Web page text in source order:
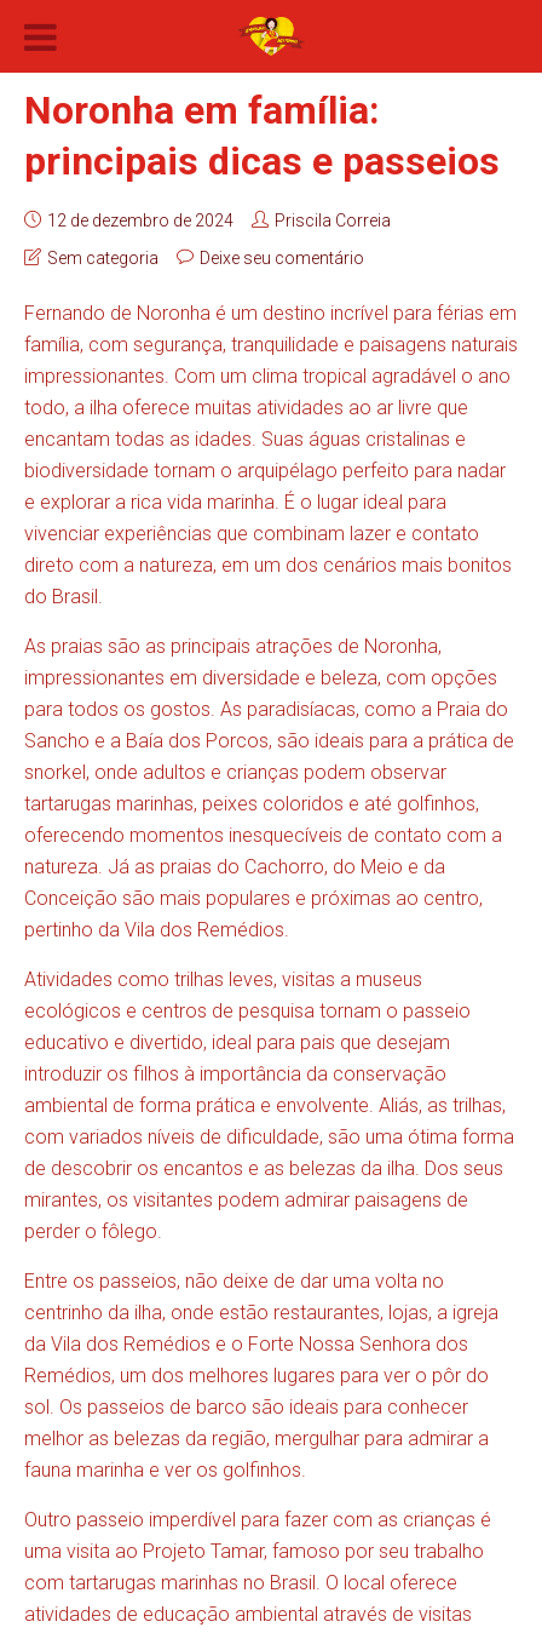
Noronha em família:
principais dicas e passeios
12 de dezembro de 2024
Priscila Correia
Sem categoria
Deixe seu comentário
Fernando de Noronha é um destino incrível para férias em
família, com segurança, tranquilidade e paisagens naturais
impressionantes. Com um clima tropical agradável o ano
todo, a ilha oferece muitas atividades ao ar livre que
encantam todas as idades. Suas águas cristalinas e
biodiversidade tornam o arquipélago perfeito para nadar
e explorar a rica vida marinha. É o lugar ideal para
vivenciar experiências que combinam lazer e contato
direto com a natureza, em um dos cenários mais bonitos
do Brasil.
As praias são as principais atrações de Noronha,
impressionantes em diversidade e beleza, com opções
para todos os gostos. As paradisíacas, como a Praia do
Sancho e a Baía dos Porcos, são ideais para a prática de
snorkel, onde adultos e crianças podem observar
tartarugas marinhas, peixes coloridos e até golfinhos,
oferecendo momentos inesquecíveis de contato com a
natureza. Já as praias do Cachorro, do Meio e da
Conceição são mais populares e próximas ao centro,
pertinho da Vila dos Remédios.
Atividades como trilhas leves, visitas a museus
ecológicos e centros de pesquisa tornam o passeio
educativo e divertido, ideal para pais que desejam
introduzir os filhos à importância da conservação
ambiental de forma prática e envolvente. Aliás, as trilhas,
com variados níveis de dificuldade, são uma ótima forma
de descobrir os encantos e as belezas da ilha. Dos seus
mirantes, os visitantes podem admirar paisagens de
perder o fôlego.
Entre os passeios, não deixe de dar uma volta no
centrinho da ilha, onde estão restaurantes, lojas, a igreja
da Vila dos Remédios e o Forte Nossa Senhora dos
Remédios, um dos melhores lugares para ver o pôr do
sol. Os passeios de barco são ideais para conhecer
melhor as belezas da região, mergulhar para admirar a
fauna marinha e ver os golfinhos.
Outro passeio imperdível para fazer com as crianças é
uma visita ao Projeto Tamar, famoso por seu trabalho
com tartarugas marinhas no Brasil. O local oferece
atividades de educação ambiental através de visitas